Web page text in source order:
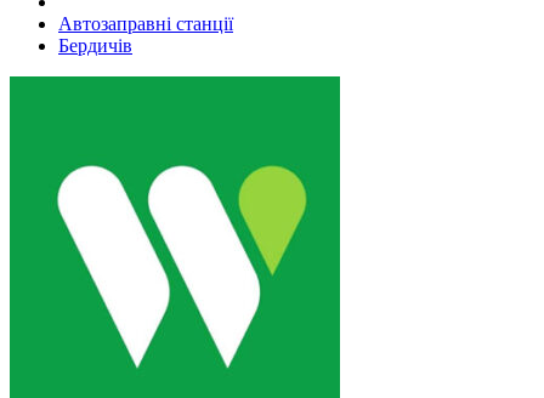
Автозаправні станції
Бердичів